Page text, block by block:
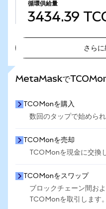
循環供給量
3434.39
さら
MetaMaskでTCOMon
TCOMonを購入
数回のタップで始められ
TCOMonを売却
TCOMonを現金に交換
TCOMonをスワップ
ブロックチェーン間お
TCOMonを取引します。